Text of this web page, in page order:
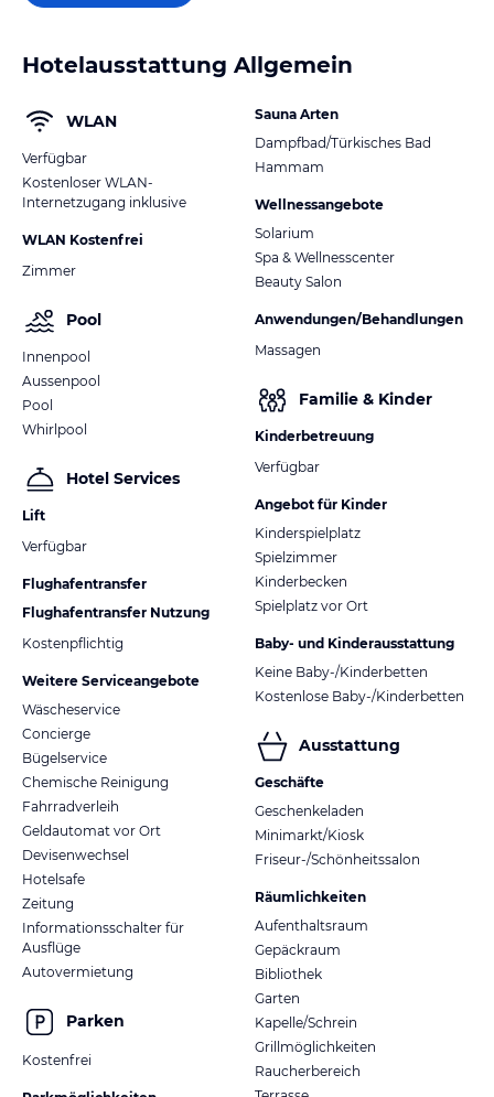
Hotelausstattung Allgemein
WLAN
Verfügbar
Kostenloser WLAN-
Internetzugang inklusive
WLAN Kostenfrei
Zimmer
Pool
Innenpool
Aussenpool
Pool
Whirlpool
Hotel Services
Lift
Verfügbar
Flughafentransfer
Flughafentransfer Nutzung
Kostenpflichtig
Weitere Serviceangebote
Wäscheservice
Concierge
Bügelservice
Chemische Reinigung
Fahrradverleih
Geldautomat vor Ort
Devisenwechsel
Hotelsafe
Zeitung
Informationsschalter für
Ausflüge
Autovermietung
Parken
Kostenfrei
Sauna Arten
Dampfbad/Türkisches Bad
Hammam
Wellnessangebote
Solarium
Spa & Wellnesscenter
Beauty Salon
Anwendungen/Behandlungen
Massagen
Familie & Kinder
Kinderbetreuung
Verfügbar
Angebot für Kinder
Kinderspielplatz
Spielzimmer
Kinderbecken
Spielplatz vor Ort
Baby- und Kinderausstattung
Keine Baby-/Kinderbetten
Kostenlose Baby-/Kinderbetten
Ausstattung
Geschäfte
Geschenkeladen
Minimarkt/Kiosk
Friseur-/Schönheitssalon
Räumlichkeiten
Aufenthaltsraum
Gepäckraum
Bibliothek
Garten
Kapelle/Schrein
Grillmöglichkeiten
Raucherbereich